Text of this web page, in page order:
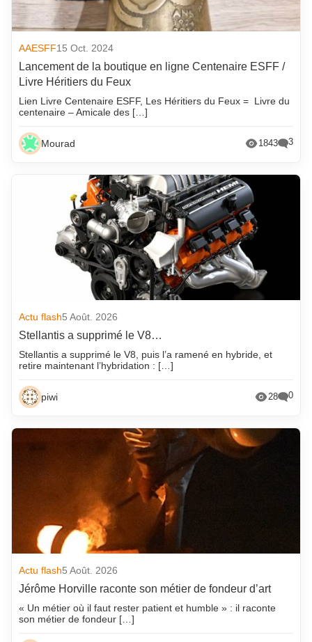
AAESFF15 Oct. 2024
Lancement de la boutique en ligne Centenaire ESFF /
Livre Héritiers du Feux
Lien Livre Centenaire ESFF, Les Héritiers du Feux = Livre du
centenaire – Amicale des […]
Mourad 1843 3
Actu flash5 Août. 2026
Stellantis a supprimé le V8…
Stellantis a supprimé le V8, puis l’a ramené en hybride, et
retire maintenant l’hybridation : […]
piwi 28 0
Actu flash5 Août. 2026
Jérôme Horville raconte son métier de fondeur d’art
« Un métier où il faut rester patient et humble » : il raconte
son métier de fondeur […]